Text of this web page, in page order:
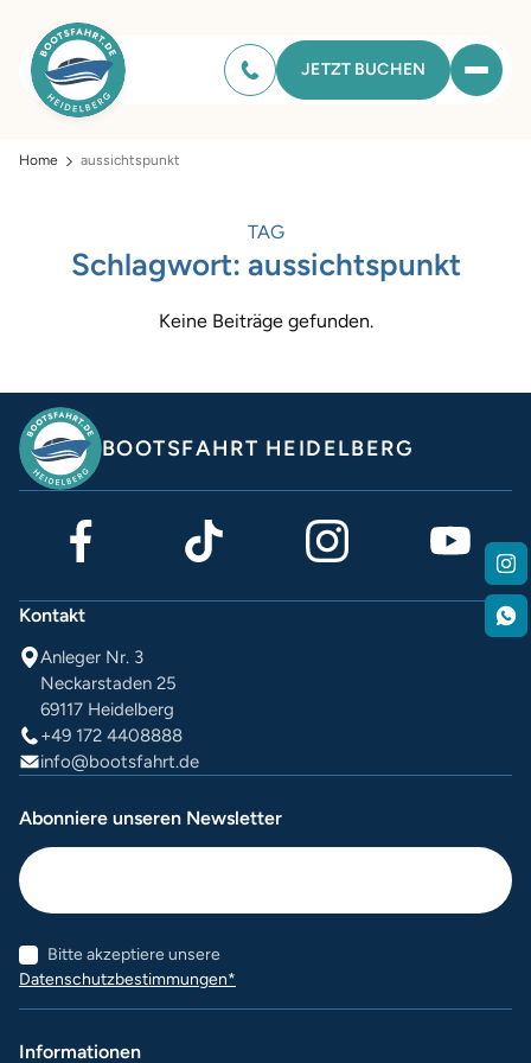
JETZT BUCHEN
Home aussichtspunkt
TAG
Schlagwort: aussichtspunkt
Keine Beiträge gefunden.
BOOTSFAHRT HEIDELBERG
Kontakt
Anleger Nr. 3
Neckarstaden 25
69117 Heidelberg
+49 172 4408888
info@bootsfahrt.de
Abonniere unseren Newsletter
Bitte akzeptiere unsere
Datenschutzbestimmungen*
Informationen